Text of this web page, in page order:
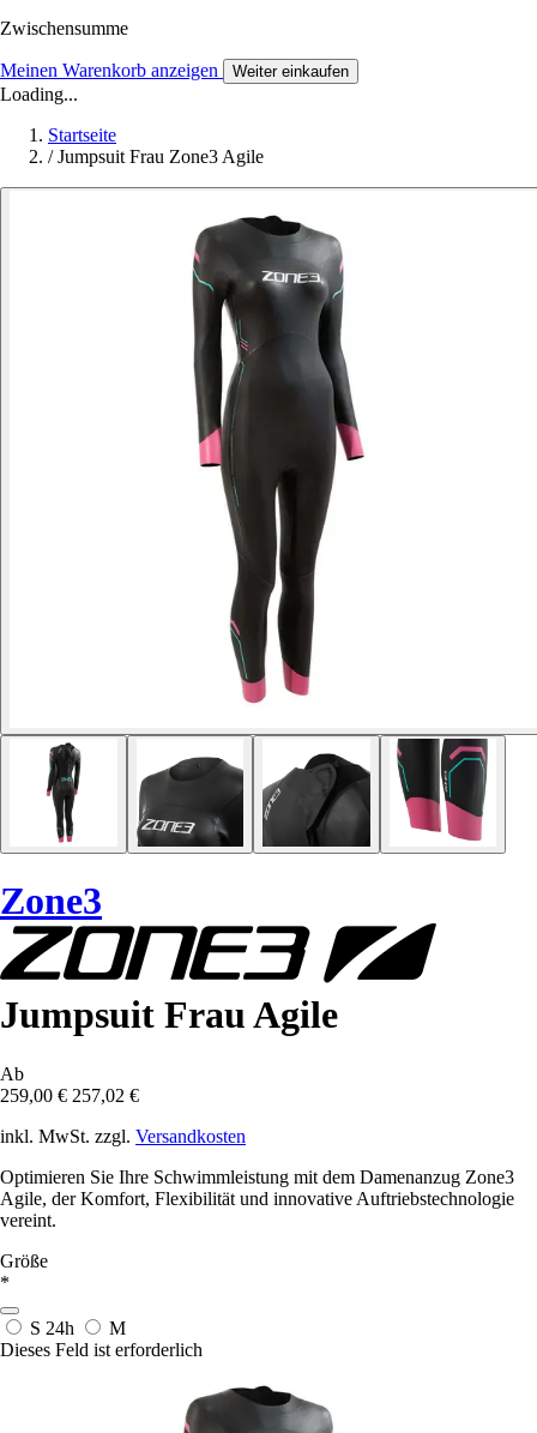
Zwischensumme
Meinen Warenkorb anzeigen Weiter einkaufen
Loading...
Startseite
/ Jumpsuit Frau Zone3 Agile
Zone3
Jumpsuit Frau Agile
Ab
259,00 € 257,02 €
inkl. MwSt. zzgl. Versandkosten
Optimieren Sie Ihre Schwimmleistung mit dem Damenanzug Zone3
Agile, der Komfort, Flexibilität und innovative Auftriebstechnologie
vereint.
Größe
*
S 24h
M
Dieses Feld ist erforderlich